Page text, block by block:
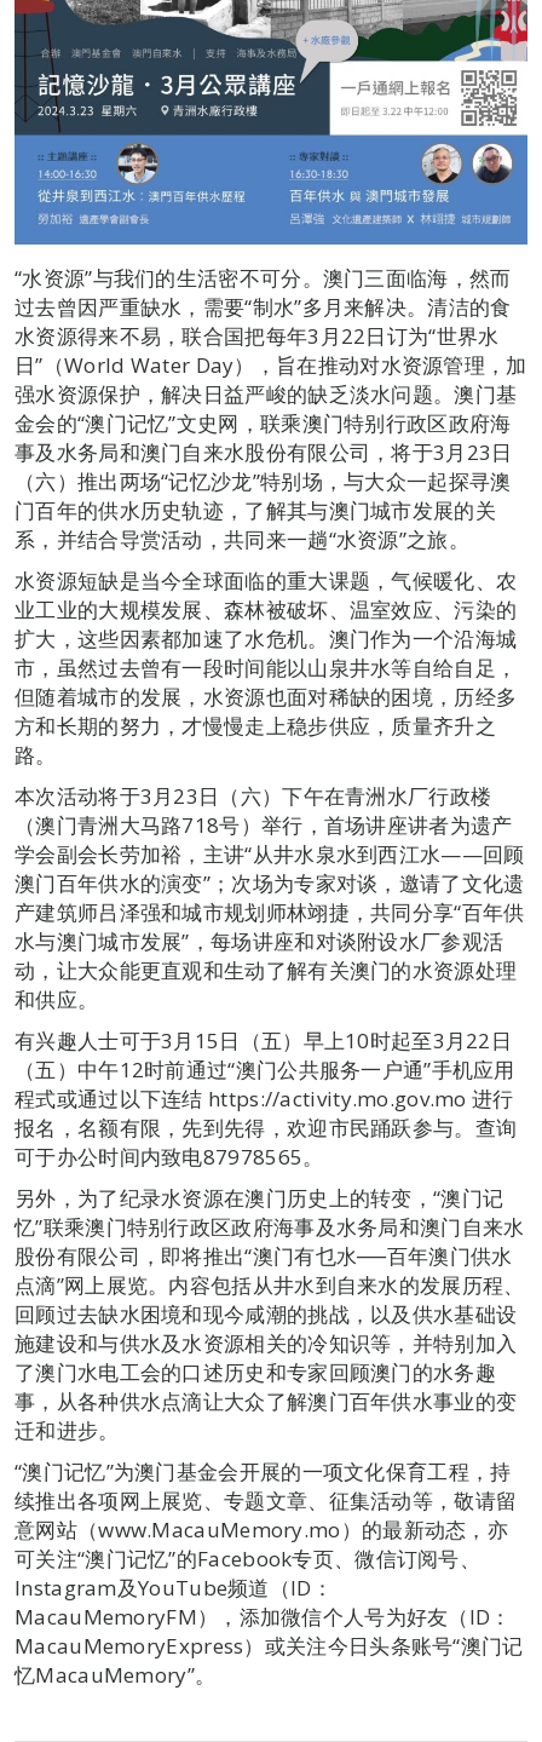
“水资源”与我们的生活密不可分。澳门三面临海，然而
过去曾因严重缺水，需要“制水”多月来解决。清洁的食
水资源得来不易，联合国把每年3月22日订为“世界水
日”（World Water Day），旨在推动对水资源管理，加
强水资源保护，解决日益严峻的缺乏淡水问题。澳门基
金会的“澳门记忆”文史网，联乘澳门特别行政区政府海
事及水务局和澳门自来水股份有限公司，将于3月23日
（六）推出两场“记忆沙龙”特别场，与大众一起探寻澳
门百年的供水历史轨迹，了解其与澳门城市发展的关
系，并结合导赏活动，共同来一趟“水资源”之旅。
水资源短缺是当今全球面临的重大课题，气候暖化、农
业工业的大规模发展、森林被破坏、温室效应、污染的
扩大，这些因素都加速了水危机。澳门作为一个沿海城
市，虽然过去曾有一段时间能以山泉井水等自给自足，
但随着城市的发展，水资源也面对稀缺的困境，历经多
方和长期的努力，才慢慢走上稳步供应，质量齐升之
路。
本次活动将于3月23日（六）下午在青洲水厂行政楼
（澳门青洲大马路718号）举行，首场讲座讲者为遗产
学会副会长劳加裕，主讲“从井水泉水到西江水——回顾
澳门百年供水的演变”；次场为专家对谈，邀请了文化遗
产建筑师吕泽强和城市规划师林翊捷，共同分享“百年供
水与澳门城市发展”，每场讲座和对谈附设水厂参观活
动，让大众能更直观和生动了解有关澳门的水资源处理
和供应。
有兴趣人士可于3月15日（五）早上10时起至3月22日
（五）中午12时前通过“澳门公共服务一户通”手机应用
程式或通过以下连结 https://activity.mo.gov.mo 进行
报名，名额有限，先到先得，欢迎市民踊跃参与。查询
可于办公时间内致电87978565。
另外，为了纪录水资源在澳门历史上的转变，“澳门记
忆”联乘澳门特别行政区政府海事及水务局和澳门自来水
股份有限公司，即将推出“澳门有乜水──百年澳门供水
点滴”网上展览。内容包括从井水到自来水的发展历程、
回顾过去缺水困境和现今咸潮的挑战，以及供水基础设
施建设和与供水及水资源相关的冷知识等，并特别加入
了澳门水电工会的口述历史和专家回顾澳门的水务趣
事，从各种供水点滴让大众了解澳门百年供水事业的变
迁和进步。
“澳门记忆”为澳门基金会开展的一项文化保育工程，持
续推出各项网上展览、专题文章、征集活动等，敬请留
意网站（www.MacauMemory.mo）的最新动态，亦
可关注“澳门记忆”的Facebook专页、微信订阅号、
Instagram及YouTube频道（ID：
MacauMemoryFM），添加微信个人号为好友（ID：
MacauMemoryExpress）或关注今日头条账号“澳门记
忆MacauMemory”。